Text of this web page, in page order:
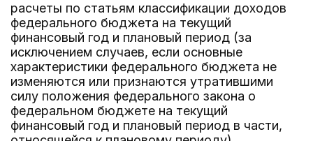
расчеты по статьям классификации доходов
федерального бюджета на текущий
финансовый год и плановый период (за
исключением случаев, если основные
характеристики федерального бюджета не
изменяются или признаются утратившими
силу положения федерального закона о
федеральном бюджете на текущий
финансовый год и плановый период в части,